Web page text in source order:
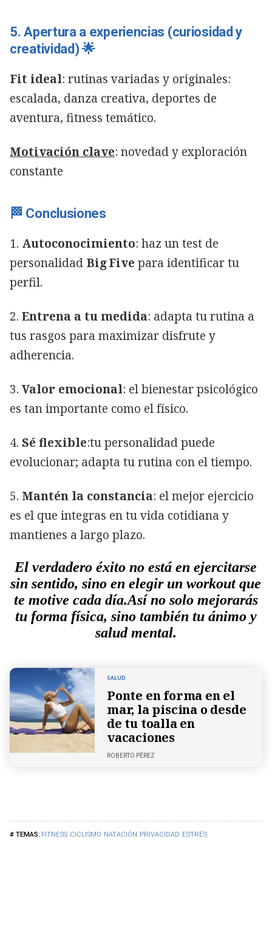
FITNESS CICLISMO NATACIÓN PRIVACIDAD ESTRÉS
5. Apertura a experiencias (curiosidad y
creatividad) 🌟
Fit ideal: rutinas variadas y originales:
escalada, danza creativa, deportes de
aventura, fitness temático.
Motivación clave: novedad y exploración
constante
🏁 Conclusiones
1. Autoconocimiento: haz un test de
personalidad Big Five para identificar tu
perfil.
2. Entrena a tu medida: adapta tu rutina a
tus rasgos para maximizar disfrute y
adherencia.
3. Valor emocional: el bienestar psicológico
es tan importante como el físico.
4. Sé flexible:tu personalidad puede
evolucionar; adapta tu rutina con el tiempo.
5. Mantén la constancia: el mejor ejercicio
es el que integras en tu vida cotidiana y
mantienes a largo plazo.
El verdadero éxito no está en ejercitarse
sin sentido, sino en elegir un workout que
te motive cada día.Así no solo mejorarás
tu forma física, sino también tu ánimo y
salud mental.
SALUD
Ponte en forma en el
mar, la piscina o desde
de tu toalla en
vacaciones
ROBERTO PÉREZ